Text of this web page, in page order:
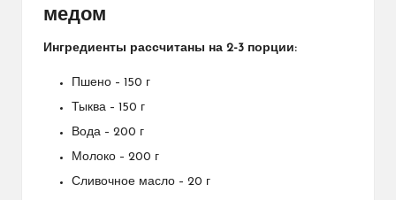
медом
Ингредиенты рассчитаны на 2-3 порции:
Пшено – 150 г
Тыква – 150 г
Вода – 200 г
Молоко – 200 г
Сливочное масло – 20 г